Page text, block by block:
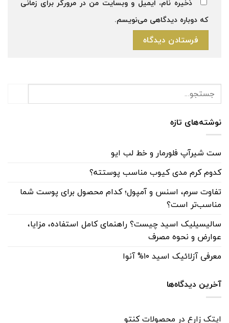
ذخیره نام، ایمیل و وبسایت من در مرورگر برای زمانی
که دوباره دیدگاهی می‌نویسم.
نوشته‌های تازه
ست شیرآپ فلورمار و خط لب ایو
کدوم کرم مدی کیوب مناسب پوستته؟
تفاوت سرم، اسنس و آمپول؛ کدام محصول برای پوست شما
مناسب‌تر است؟
سالیسیلیک اسید چیست؟ راهنمای کامل استفاده، مزایا،
عوارض و نحوه مصرف
معرفی آزلائیک اسید ۱۰% آنوا
آخرین دیدگاه‌ها
ایتک زارع در محصولات کنتو